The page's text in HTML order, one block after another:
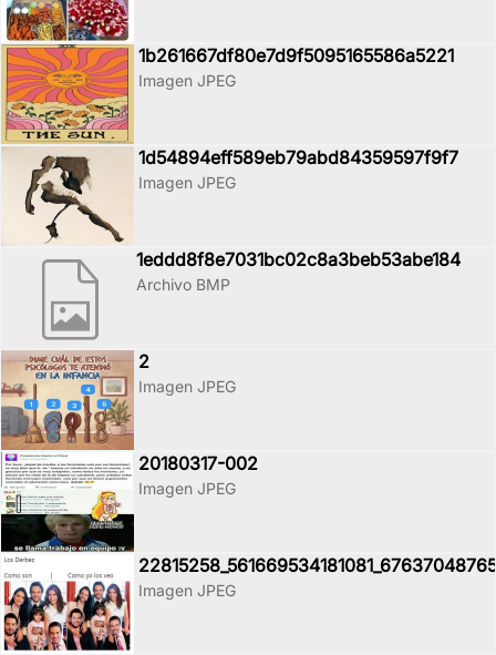
1b261667df80e7d9f5095165586a5221
Imagen JPEG
1d54894eff589eb79abd84359597f9f7
Imagen JPEG
1eddd8f8e7031bc02c8a3beb53abe184
Archivo BMP
2
Imagen JPEG
20180317-002
Imagen JPEG
Imagen JPEG